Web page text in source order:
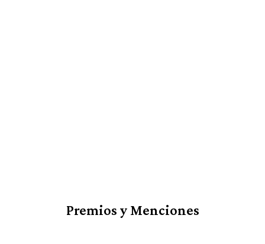
Premios y Menciones